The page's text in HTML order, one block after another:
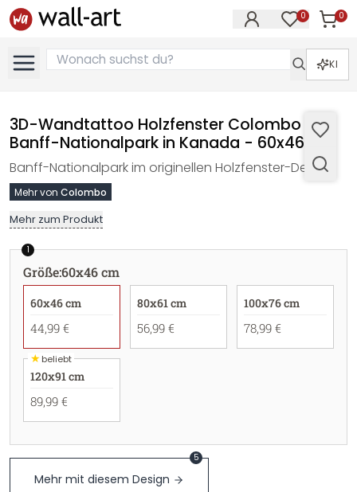
0 0
KI
3D-Wandtattoo Holzfenster Colombo -
Banff-Nationalpark in Kanada - 60x46 cm
Banff-Nationalpark im originellen Holzfenster-Design.
Mehr von Colombo
Mehr zum Produkt
1
Größe:60x46 cm
60x46 cm
44,99 €
80x61 cm
56,99 €
100x76 cm
78,99 €
★beliebt
120x91 cm
89,99 €
Mehr mit diesem Design
5